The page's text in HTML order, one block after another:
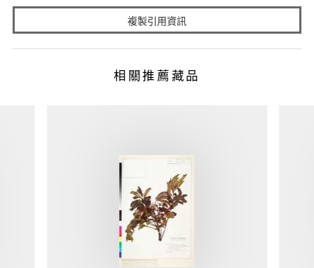
複製引用資訊
相關推薦藏品